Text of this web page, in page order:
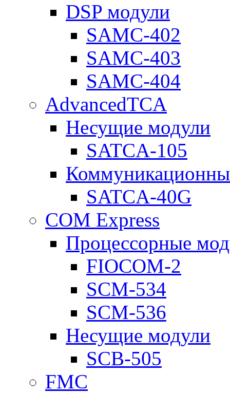
DSP модули
SAMC-402
SAMC-403
SAMC-404
AdvancedTCA
Несущие модули
SATCA-105
SATCA-40G
COM Express
Процессорные
FIOCOM-2
SCM-534
SCM-536
Несущие модули
SCB-505
FMC